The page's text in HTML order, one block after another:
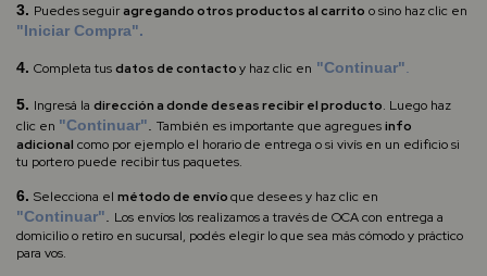
3. Puedes seguiragregando otros productos al carrito o sino haz clic en
"Iniciar Compra".
4. Completatusdatos de contactoy haz clic en "Continuar"
5. Ingresá la dirección a donde deseas recibir el producto. Luego haz
clic en "Continuar" También es importante que agreguesinfo
adicional como por ejemplo el horario de entrega o si vivís en un edificio si
tu portero puede recibir tus paquetes.
6. Selecciona el método de envíoque desees y haz clic en
"Continuar". Los envíos los realizamos a través de OCA con entrega a
domicilio o retiro en sucursal, podés elegir lo que sea más cómodo y práctico
para vos.